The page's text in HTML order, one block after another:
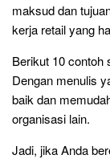
maksud dan
kerja retail yang
Berikut 10 contoh
Dengan menulis
baik dan
organisasi lain.
Jadi, jika Anda